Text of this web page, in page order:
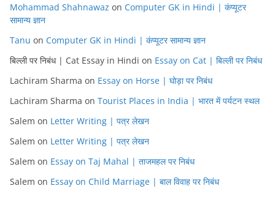
Mohammad Shahnawaz on Computer GK in Hindi | कंप्यूटर
सामान्य ज्ञान
Tanu on Computer GK in Hindi | कंप्यूटर सामान्य ज्ञान
बिल्ली पर निबंध | Cat Essay in Hindi on Essay on Cat | बिल्ली पर निबंध
Lachiram Sharma on Essay on Horse | घोड़ा पर निबंध
Lachiram Sharma on Tourist Places in India | भारत में पर्यटन स्थल
Salem on Letter Writing | पत्र लेखन
Salem on Letter Writing | पत्र लेखन
Salem on Essay on Taj Mahal | ताजमहल पर निबंध
Salem on Essay on Child Marriage | बाल विवाह पर निबंध